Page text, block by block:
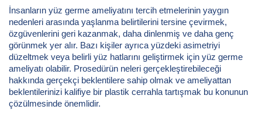
İnsanların yüz germe ameliyatını tercih etmelerinin yaygın
nedenleri arasında yaşlanma belirtilerini tersine çevirmek,
özgüvenlerini geri kazanmak, daha dinlenmiş ve daha genç
görünmek yer alır. Bazı kişiler ayrıca yüzdeki asimetriyi
düzeltmek veya belirli yüz hatlarını geliştirmek için yüz germe
ameliyatı olabilir. Prosedürün neleri gerçekleştirebileceği
hakkında gerçekçi beklentilere sahip olmak ve ameliyattan
beklentilerinizi kalifiye bir plastik cerrahla tartışmak bu konunun
çözülmesinde önemlidir.